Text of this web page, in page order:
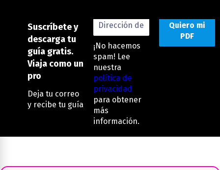
Suscríbete y
descarga tu
guía gratis.
Viaja como un
pro
Deja tu correo
y recibe tu guía
¡No hacemos
spam! Lee
nuestra
política de
privacidad
para obtener
más
información.